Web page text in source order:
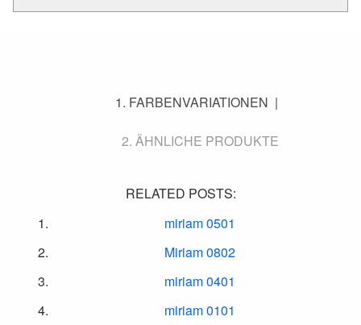
FARBENVARIATIONEN
ÄHNLICHE PRODUKTE
RELATED POSTS:
miriam 0501
Miriam 0802
miriam 0401
miriam 0101